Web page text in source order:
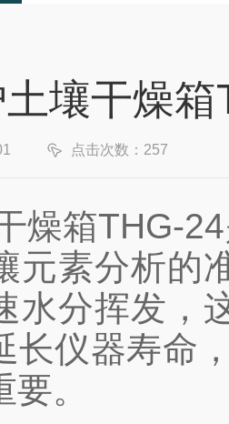
壤干燥
点击次数：257
THG-24
元素分析的
水分挥发，
长仪器寿命
。